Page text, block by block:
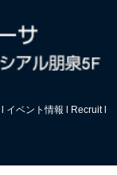
イベント情報 Recruitl